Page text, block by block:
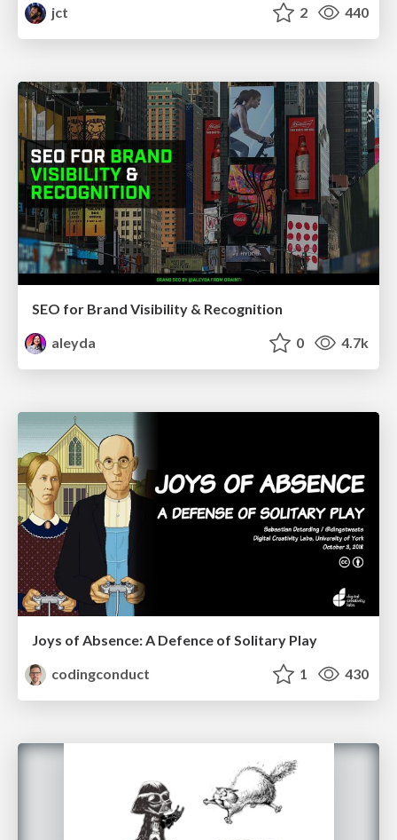
jct
2 440
SEO for Brand Visibility & Recognition
aleyda
0 4.7k
Joys of Absence: A Defence of Solitary Play
codingconduct
1 430